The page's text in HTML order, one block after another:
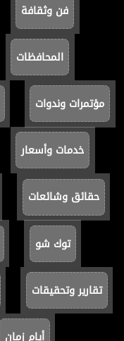
فن وثقافة
المحافظات
مؤتمرات وندوات
خدمات وأسعار
حقائق وشائعات
توك شو
تقارير وتحقيقات
أيام زمان